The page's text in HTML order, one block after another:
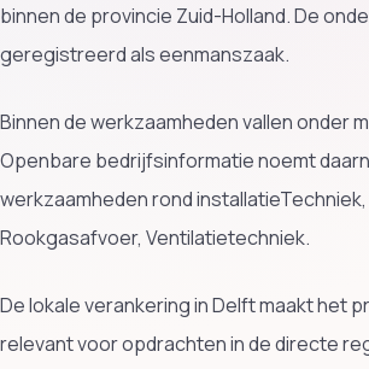
binnen de provincie Zuid-Holland. De
geregistreerd als eenmanszaak.
Binnen de werkzaamheden vallen onder
Openbare bedrijfsinformatie noemt
werkzaamheden rond
Rookgasafvoer, Ventilatietechniek.
De lokale verankering in Delft maakt het
relevant voor opdrachten in de directe